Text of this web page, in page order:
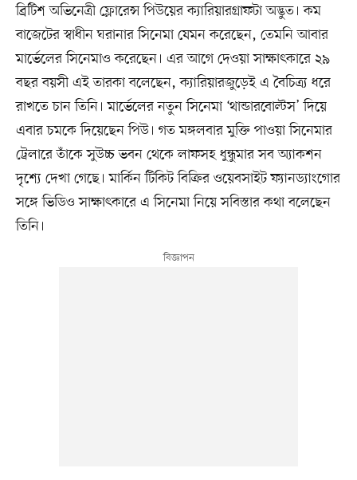
ব্রিটিশ অভিনেত্রী ফ্লোরেন্স পিউয়ের ক্যারিয়ারগ্রাফটা অদ্ভুত। কম
বাজেটের স্বাধীন ঘরানার সিনেমা যেমন করেছেন, তেমনি আবার
মার্ভেলের সিনেমাও করেছেন। এর আগে দেওয়া সাক্ষাৎকারে ২৯
বছর বয়সী এই তারকা বলেছেন, ক্যারিয়ারজুড়েই এ বৈচিত্র্য ধরে
রাখতে চান তিনি। মার্ভেলের নতুন সিনেমা ‘থান্ডারবোল্টস’ দিয়ে
এবার চমকে দিয়েছেন পিউ। গত মঙ্গলবার মুক্তি পাওয়া সিনেমার
ট্রেলারে তাঁকে সুউচ্চ ভবন থেকে লাফসহ ধুন্ধুমার সব অ্যাকশন
দৃশ্যে দেখা গেছে। মার্কিন টিকিট বিক্রির ওয়েবসাইট ফ্যানড্যাংগোর
সঙ্গে ভিডিও সাক্ষাৎকারে এ সিনেমা নিয়ে সবিস্তার কথা বলেছেন
তিনি।